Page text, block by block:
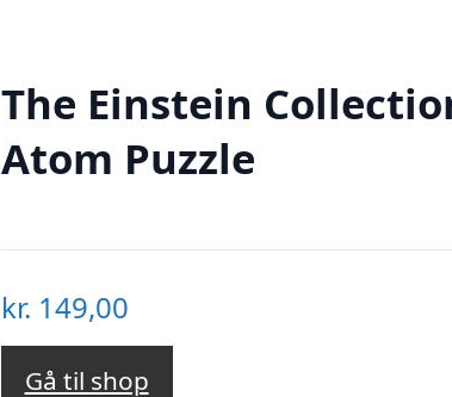
The Einstein
Atom Puzzle
kr. 149,00
Gå til shop